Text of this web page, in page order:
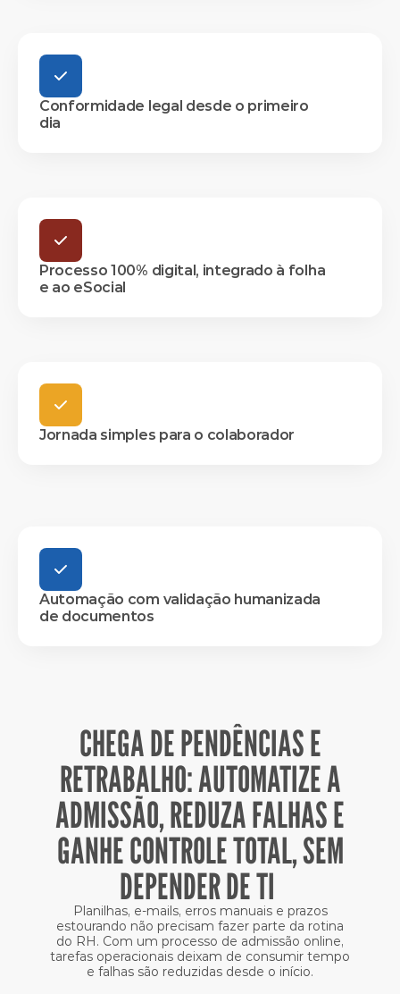
Conformidade legal desde o primeiro
dia
Processo 100% digital, integrado à folha
e ao eSocial
Jornada simples para o colaborador
Automação com validação humanizada
de documentos
CHEGA DE PENDÊNCIAS E
RETRABALHO: AUTOMATIZE A
ADMISSÃO, REDUZA FALHAS E
GANHE CONTROLE TOTAL, SEM
DEPENDER DE TI
Planilhas, e-mails, erros manuais e prazos
estourando não precisam fazer parte da rotina
do RH. Com um processo de admissão online,
tarefas operacionais deixam de consumir tempo
e falhas são reduzidas desde o início.